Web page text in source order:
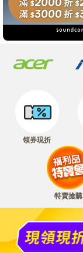
領券現折
特賣搶購